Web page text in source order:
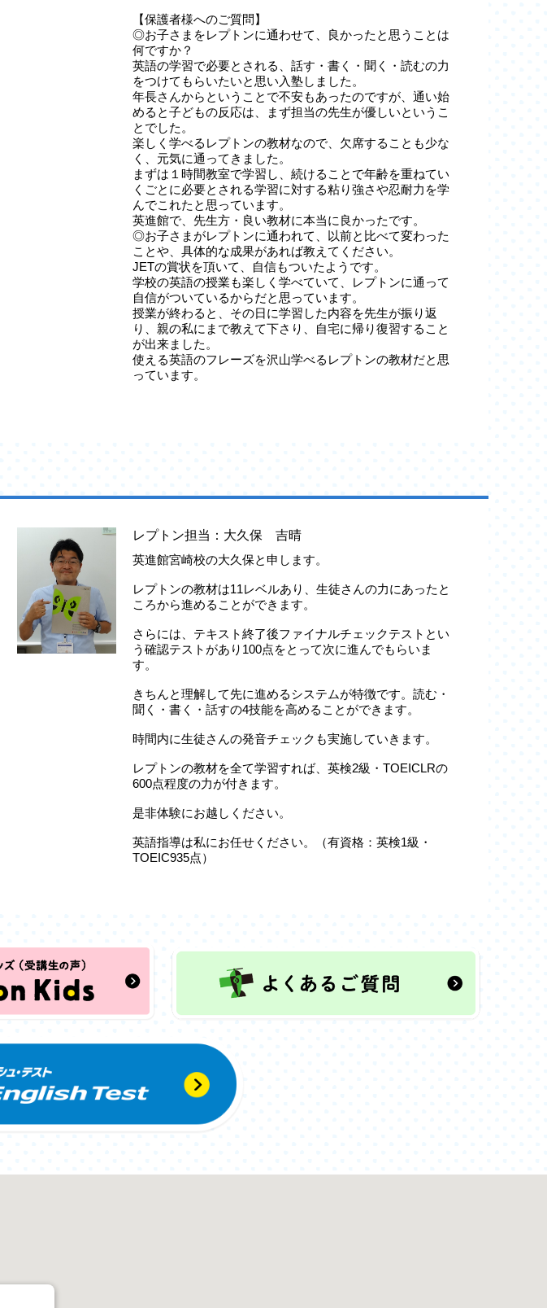
【保護者様へのご質問】
◎お子さまをレプトンに通わせて、良かったと思うことは
何ですか？
英語の学習で必要とされる、話す・書く・聞く・読むの力
をつけてもらいたいと思い入塾しました。
年長さんからということで不安もあったのですが、通い始
めると子どもの反応は、まず担当の先生が優しいというこ
とでした。
楽しく学べるレプトンの教材なので、欠席することも少な
く、元気に通ってきました。
まずは１時間教室で学習し、続けることで年齢を重ねてい
くごとに必要とされる学習に対する粘り強さや忍耐力を学
んでこれたと思っています。
英進館で、先生方・良い教材に本当に良かったです。
◎お子さまがレプトンに通われて、以前と比べて変わった
ことや、具体的な成果があれば教えてください。
JETの賞状を頂いて、自信もついたようです。
学校の英語の授業も楽しく学べていて、レプトンに通って
自信がついているからだと思っています。
授業が終わると、その日に学習した内容を先生が振り返
り、親の私にまで教えて下さり、自宅に帰り復習すること
が出来ました。
使える英語のフレーズを沢山学べるレプトンの教材だと思
っています。
レプトン担当：大久保 吉晴
英進館宮崎校の大久保と申します。
レプトンの教材は11レベルあり、生徒さんの力にあったと
ころから進めることができます。
さらには、テキスト終了後ファイナルチェックテストとい
う確認テストがあり100点をとって次に進んでもらいま
す。
きちんと理解して先に進めるシステムが特徴です。読む・
聞く・書く・話すの4技能を高めることができます。
時間内に生徒さんの発音チェックも実施していきます。
レプトンの教材を全て学習すれば、英検2級・TOEICLRの
600点程度の力が付きます。
是非体験にお越しください。
英語指導は私にお任せください。（有資格：英検1級・
TOEIC935点）